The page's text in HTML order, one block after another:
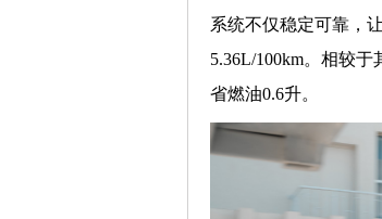
系统不仅稳定可靠，
5.36L/100km。相较
省燃油0.6升。